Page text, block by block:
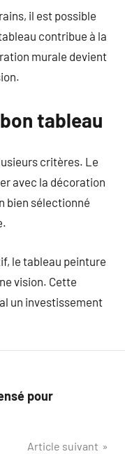
il est possible
contribue à la
murale devient
tableau
critères. Le
avec la décoration
bien sélectionné
le tableau peinture
vision. Cette
un investissement
pour
Article suivant